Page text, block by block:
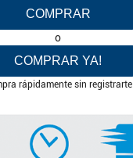
COMPRAR
o
COMPRAR YA!
rápidamente sin registrarte